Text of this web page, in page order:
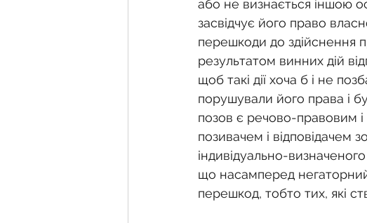
або не визнається іншою
засвідчує його право
перешкоди до здійснення
результатом винних дій
щоб такі дії хоча б і не
порушували його права і
позов є речово-правовим
позивачем і відповідачем
індивідуально-
що насамперед
перешкод, тобто тих, які